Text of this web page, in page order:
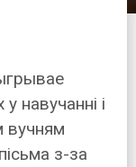
навучанні і
вучням
з-за